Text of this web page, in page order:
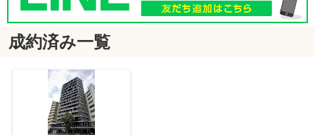
成約済み一覧